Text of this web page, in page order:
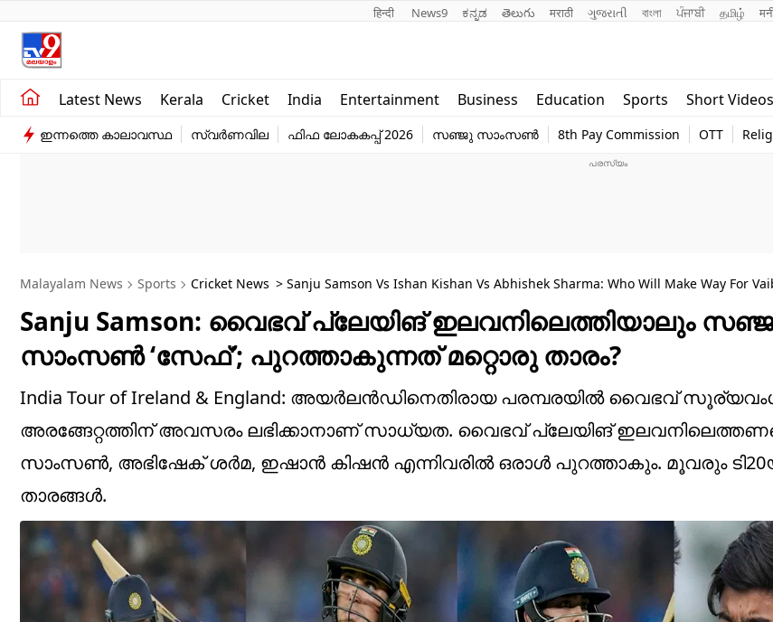
हिन्दी News9 ಕನ್ನಡ తెలుగు मराठी ગુજરાતી বাংলা ਪੰਜਾਬੀ தமிழ்
Latest News Kerala Cricket India Entertainment Business Education Sports Short Videos
Kerala
India
Education
world
ഇന്നത്തെ കാലാവസ്ഥ സ്വർണവില ഫിഫ ലോകകപ്പ് 2026 സഞ്ജു സാംസൺ 8th Pay Commission OTT
Malayalam News Sports Cricket News > Sanju Samson Vs Ishan Kishan Vs Abhishek Sharma: Who Will Make Way For
India’s T20I Playing XI?
Sanju Samson: വൈഭവ് പ്ലേയിങ് ഇലവനിലെത്തിയാലും
സാംസണ്‍ ‘സേഫ്’; പുറത്താകുന്നത് മറ്റൊരു താരം?
India Tour of Ireland & England: അയര്‍ലന്‍ഡിനെതിരായ പരമ്പരയില്‍ വൈഭവ്
അരങ്ങേറ്റത്തിന് അവസരം ലഭിക്കാനാണ് സാധ്യത. വൈഭവ് പ്ലേയിങ്
സാംസണ്‍, അഭിഷേക് ശര്‍മ, ഇഷാന്‍ കിഷന്‍ എന്നിവരില്‍ ഒരാള്‍ പുറത്താകും. മൂവരും
താരങ്ങള്‍.